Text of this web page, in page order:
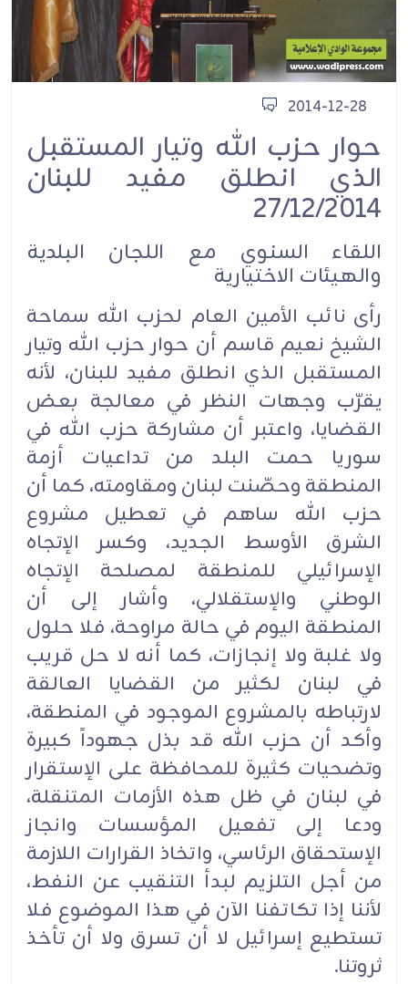
2014-12-28
حوار حزب الله وتيار المستقبل
الذي انطلق مفيد للبنان
27/12/2014
اللقاء السنوي مع اللجان البلدية
والهيئات الاختيارية
رأى نائب الأمين العام لحزب الله سماحة
الشيخ نعيم قاسم أن حوار حزب الله وتيار
المستقبل الذي انطلق مفيد للبنان، لأنه
يقرّب وجهات النظر في معالجة بعض
القضايا، واعتبر أن مشاركة حزب الله في
سوريا حمت البلد من تداعيات أزمة
المنطقة وحصّنت لبنان ومقاومته، كما أن
حزب الله ساهم في تعطيل مشروع
الشرق الأوسط الجديد، وكسر الإتجاه
الإسرائيلي للمنطقة لمصلحة الإتجاه
الوطني والإستقلالي، وأشار إلى أن
المنطقة اليوم في حالة مراوحة، فلا حلول
ولا غلبة ولا إنجازات، كما أنه لا حل قريب
في لبنان لكثير من القضايا العالقة
لارتباطه بالمشروع الموجود في المنطقة،
وأكد أن حزب الله قد بذل جهوداً كبيرة
وتضحيات كثيرة للمحافظة على الإستقرار
في لبنان في ظل هذه الأزمات المتنقلة،
ودعا إلى تفعيل المؤسسات وانجاز
الإستحقاق الرئاسي، واتخاذ القرارات اللازمة
من أجل التلزيم لبدأ التنقيب عن النفط،
لأننا إذا تكاتفنا الآن في هذا الموضوع فلا
تستطيع إسرائيل لا أن تسرق ولا أن تأخذ
ثروتنا.